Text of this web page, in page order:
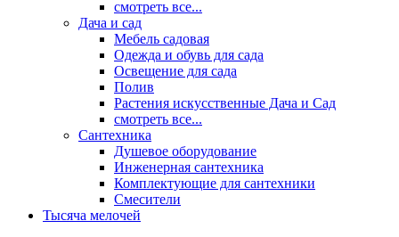
смотреть все...
Дача и сад
Мебель садовая
Одежда и обувь для сада
Освещение для сада
Полив
Растения искусственные Дача и Сад
смотреть все...
Сантехника
Душевое оборудование
Инженерная сантехника
Комплектующие для сантехники
Смесители
Тысяча мелочей